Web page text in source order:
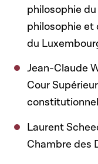
philosophie
philosophie et
du
Jean-Claude
Cour
Laurent
Chambre des